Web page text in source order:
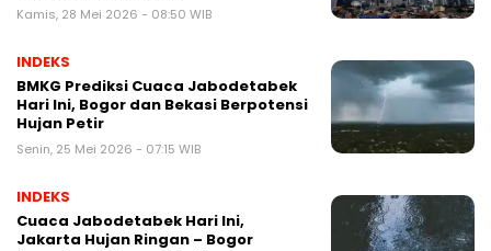
Kamis, 28 Mei 2026 - 08:50 WIB
INDEKS
BMKG Prediksi Cuaca Jabodetabek
Hari Ini, Bogor dan Bekasi Berpotensi
Hujan Petir
Senin, 25 Mei 2026 - 07:15 WIB
INDEKS
Cuaca Jabodetabek Hari Ini,
Jakarta Hujan Ringan – Bogor